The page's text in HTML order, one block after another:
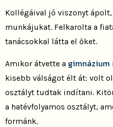
Kollégáival jó viszonyt
munkájukat. Felkarolta a
tanácsokkal látta el őket.
Amikor átvette a gimnázium
kisebb válságot élt át: volt
osztályt tudtak indítani.
a hatévfolyamos osztályt,
formánk.